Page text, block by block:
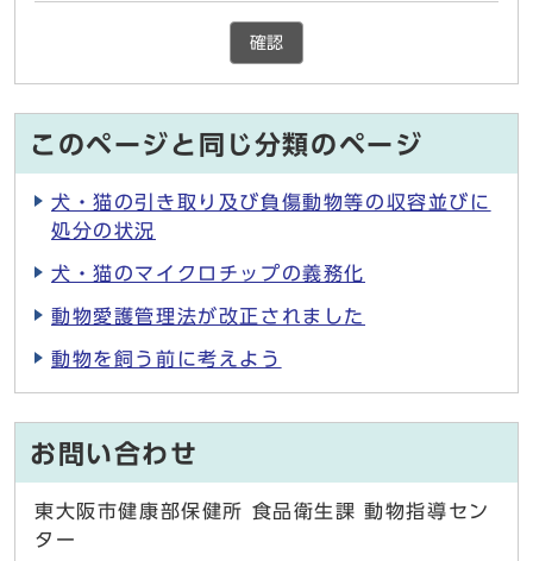
確認
このページと同じ分類のページ
犬・猫の引き取り及び負傷動物等の収容並びに
処分の状況
犬・猫のマイクロチップの義務化
動物愛護管理法が改正されました
動物を飼う前に考えよう
お問い合わせ
東大阪市健康部保健所 食品衛生課 動物指導セン
ター